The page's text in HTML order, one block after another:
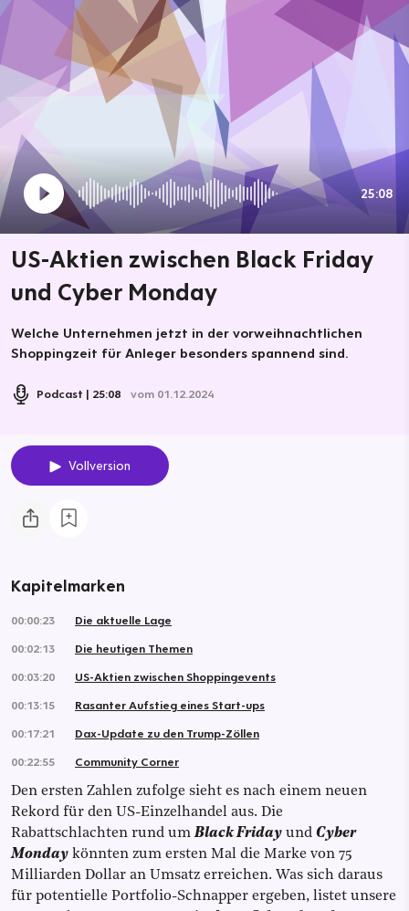
25:08
US-Aktien zwischen Black Friday
und Cyber Monday
Welche Unternehmen jetzt in der vorweihnachtlichen
Shoppingzeit für Anleger besonders spannend sind.
Podcast 25:08 vom 01.12.2024
Vollversion
Kapitelmarken
00:00:23
Die aktuelle Lage
00:02:13
Die heutigen Themen
00:03:20
US-Aktien zwischen Shoppingevents
00:13:15
Rasanter Aufstieg eines Start-ups
00:17:21
Dax-Update zu den Trump-Zöllen
00:22:55
Community Corner
Den ersten Zahlen zufolge sieht es nach einem neuen
Rekord für den US-Einzelhandel aus. Die
Rabattschlachten rund umBlack Friday und Cyber
Monday könnten zum ersten Mal die Marke von 75
Milliarden Dollar an Umsatz erreichen. Was sich daraus
für potentielle Portfolio-Schnapper ergeben, listet unsere